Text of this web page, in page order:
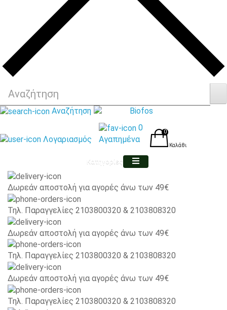
Αναζήτηση
Λογαριασμός
0
Αγαπημένα
Καλάθι
0
Κατηγορίες
Δωρεάν αποστολή για αγορές άνω των 49€
Τηλ. Παραγγελίες 2103800320 & 2103808320
Δωρεάν αποστολή για αγορές άνω των 49€
Τηλ. Παραγγελίες 2103800320 & 2103808320
Δωρεάν αποστολή για αγορές άνω των 49€
Τηλ. Παραγγελίες 2103800320 & 2103808320